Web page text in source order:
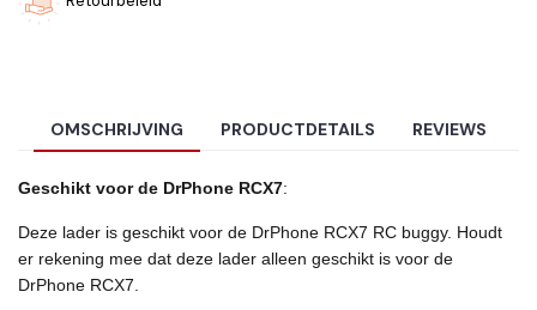
OMSCHRIJVING PRODUCTDETAILS REVIEWS
Geschikt voor de DrPhone RCX7:
Deze lader is geschikt voor de DrPhone RCX7 RC buggy. Houdt
er rekening mee dat deze lader alleen geschikt is voor de
DrPhone RCX7.